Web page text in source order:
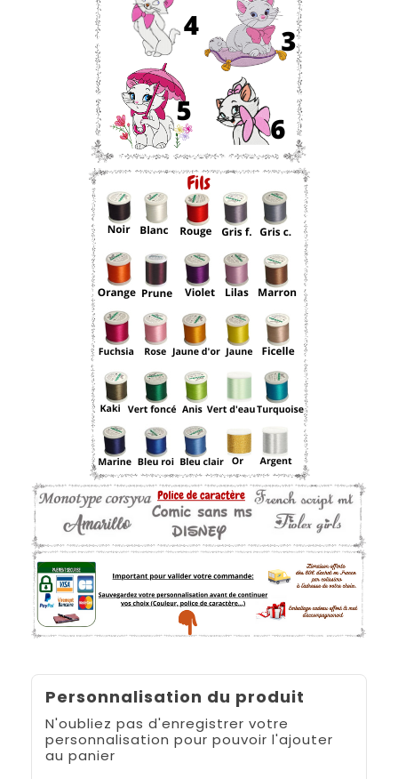
Personnalisation du produit
N'oubliez pas d'enregistrer votre
personnalisation pour pouvoir l'ajouter
au panier